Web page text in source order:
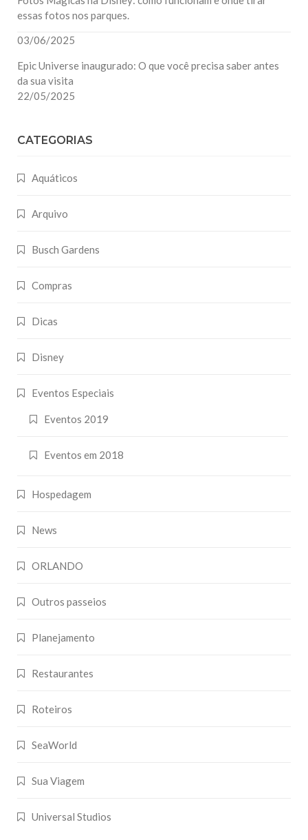
essas fotos nos parques.
03/06/2025
Epic Universe inaugurado: O que você precisa saber antes
da sua visita
22/05/2025
CATEGORIAS
Aquáticos
Arquivo
Busch Gardens
Compras
Dicas
Disney
Eventos Especiais
Eventos 2019
Eventos em 2018
Hospedagem
News
ORLANDO
Outros passeios
Planejamento
Restaurantes
Roteiros
SeaWorld
Sua Viagem
Universal Studios